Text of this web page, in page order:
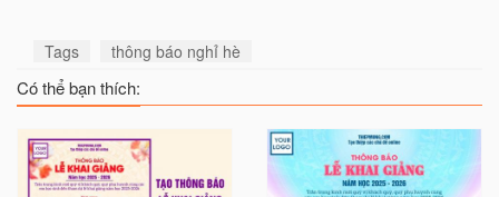
Tags thông báo nghỉ hè
Có thể bạn thích: